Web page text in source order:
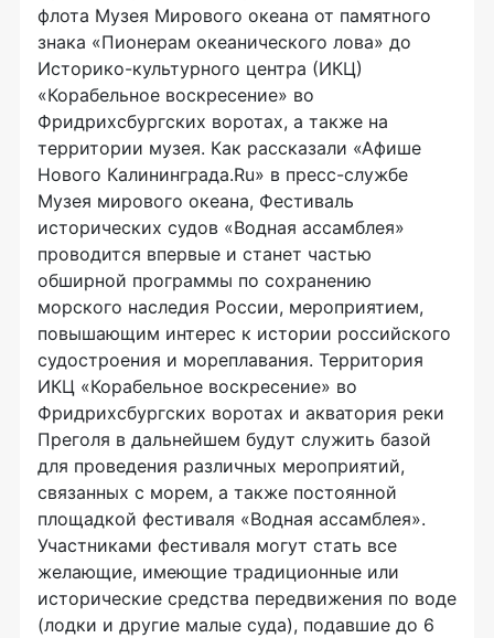
флота Музея Мирового океана от памятного
знака «Пионерам океанического лова» до
Историко-культурного центра (ИКЦ)
«Корабельное воскресение» во
Фридрихсбургских воротах, а также на
территории музея. Как рассказали «Афише
Нового Калининграда.Ru» в пресс-службе
Музея мирового океана, Фестиваль
исторических судов «Водная ассамблея»
проводится впервые и станет частью
обширной программы по сохранению
морского наследия России, мероприятием,
повышающим интерес к истории российского
судостроения и мореплавания. Территория
ИКЦ «Корабельное воскресение» во
Фридрихсбургских воротах и акватория реки
Преголя в дальнейшем будут служить базой
для проведения различных мероприятий,
связанных с морем, а также постоянной
площадкой фестиваля «Водная ассамблея».
Участниками фестиваля могут стать все
желающие, имеющие традиционные или
исторические средства передвижения по воде
(лодки и другие малые суда), подавшие до 6